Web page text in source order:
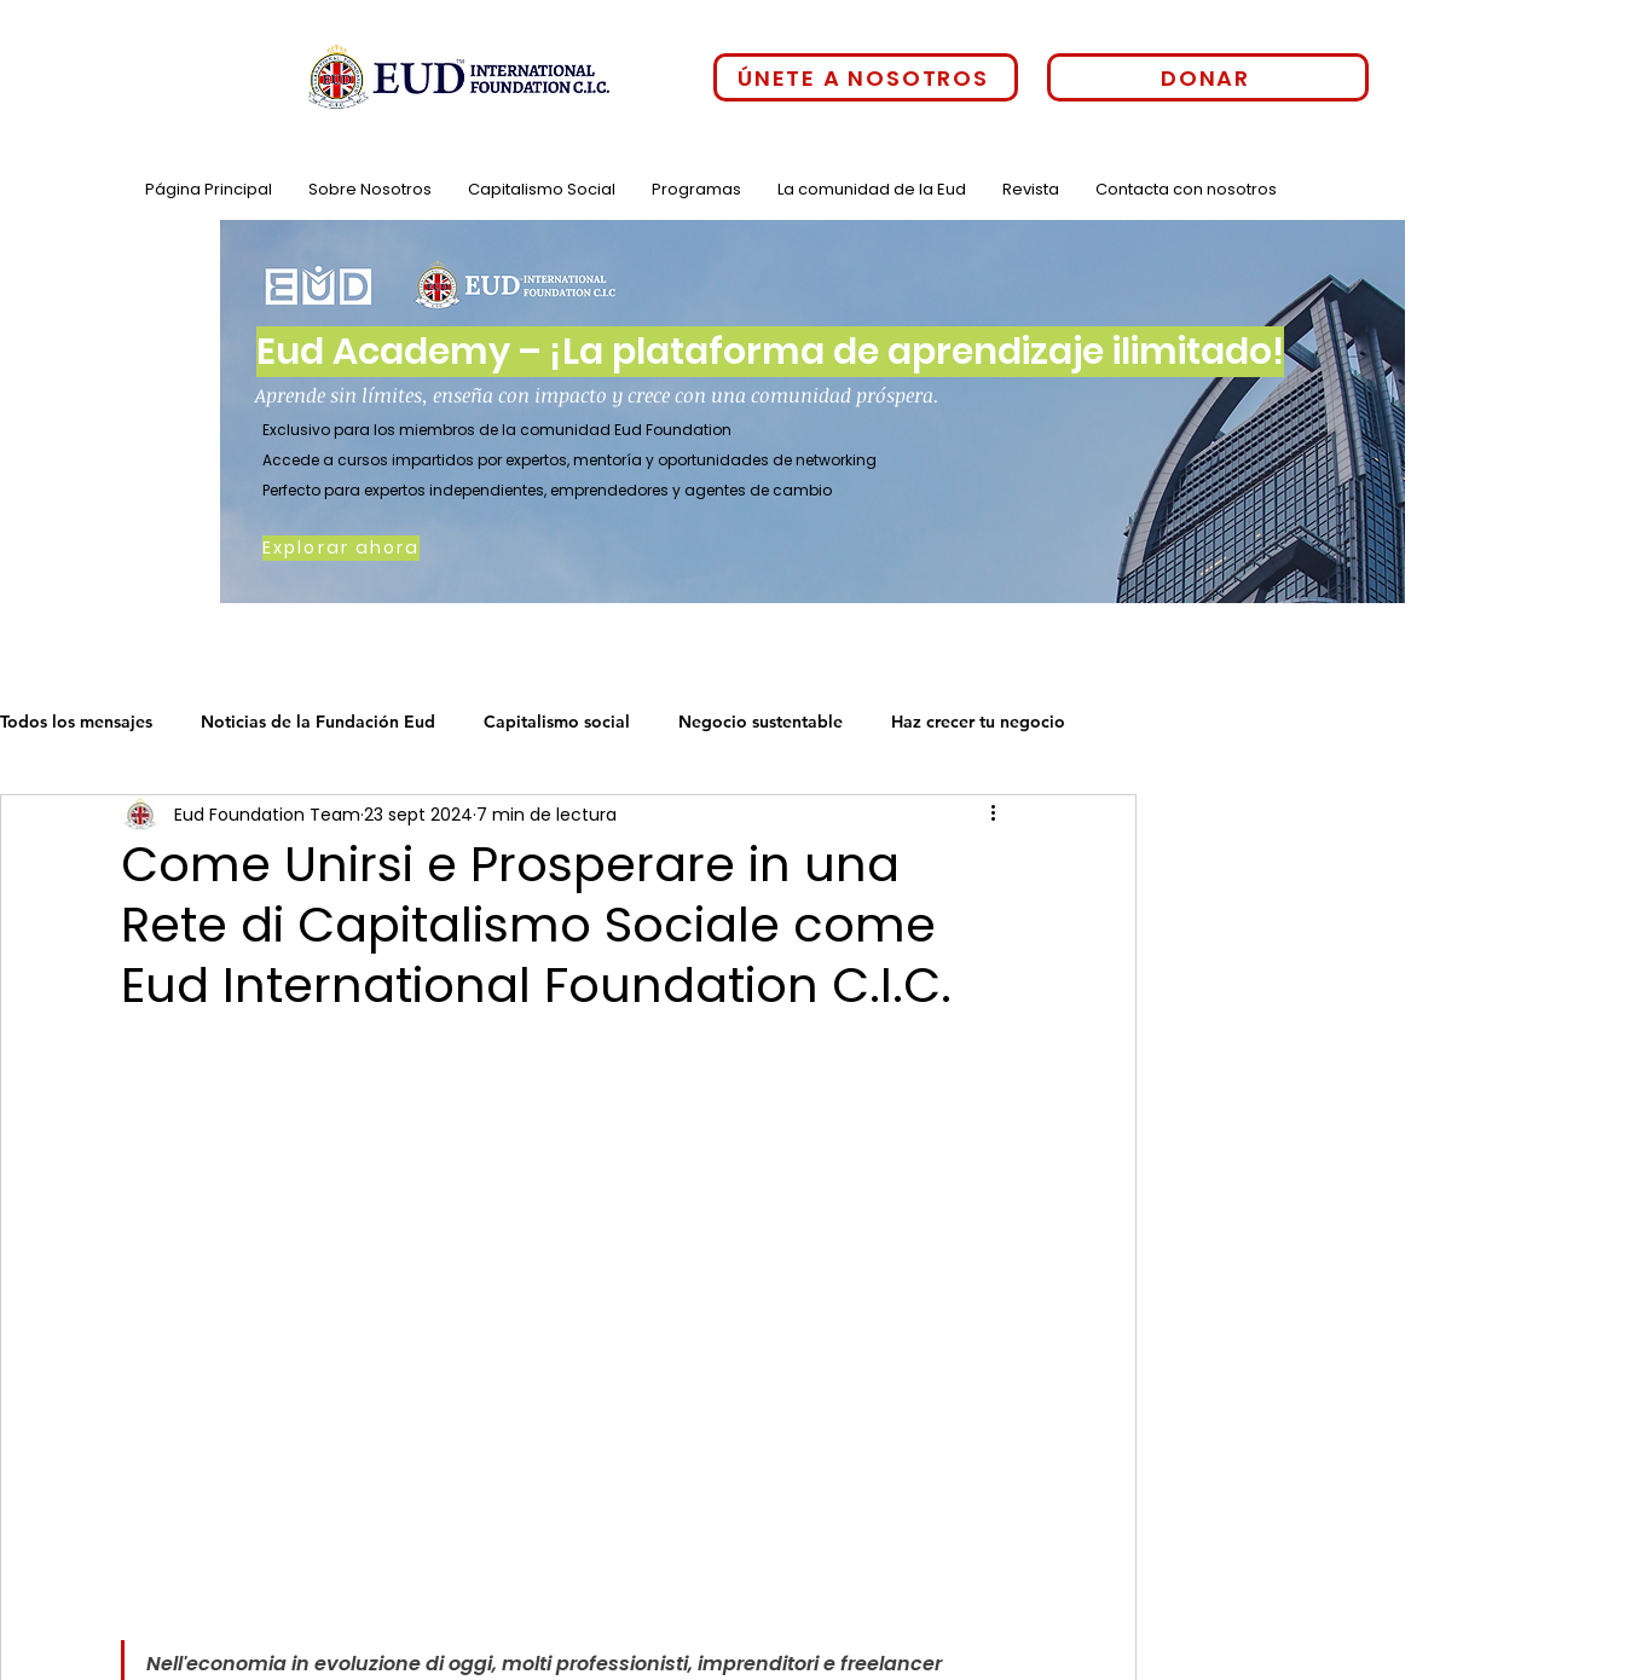
ÚNETE A NOSOTROS DONAR
Página Principal Sobre Nosotros Capitalismo Social Programas La comunidad de la Eud Revista Contacta con nosotros
Eud Academy – ¡La plataforma de aprendizaje ilimitado!
Aprende sin límites, enseña con impacto y crece con una comunidad próspera.
Exclusivo para los miembros de la comunidad Eud Foundation
Accede a cursos impartidos por expertos, mentoría y oportunidades de networking
Perfecto para expertos independientes, emprendedores y agentes de cambio
Explorar ahora
Todos los mensajes Noticias de la Fundación Eud Capitalismo social Negocio sustentable Haz crecer tu negocio
Cómo trabajamos Earth's Call Ruta del capitalismo social
La hoja de ruta del capitalismo soc La Hoja de Ruta del Capitalismo Soc
Come Unirsi e Prosperare in una
Rete di Capitalismo Sociale come
Eud International Foundation C.I.C.
Eud Foundation Team 23 sept 2024 7 min de lectura
Nell'economia in evoluzione di oggi, molti professionisti, imprenditori e freelancer